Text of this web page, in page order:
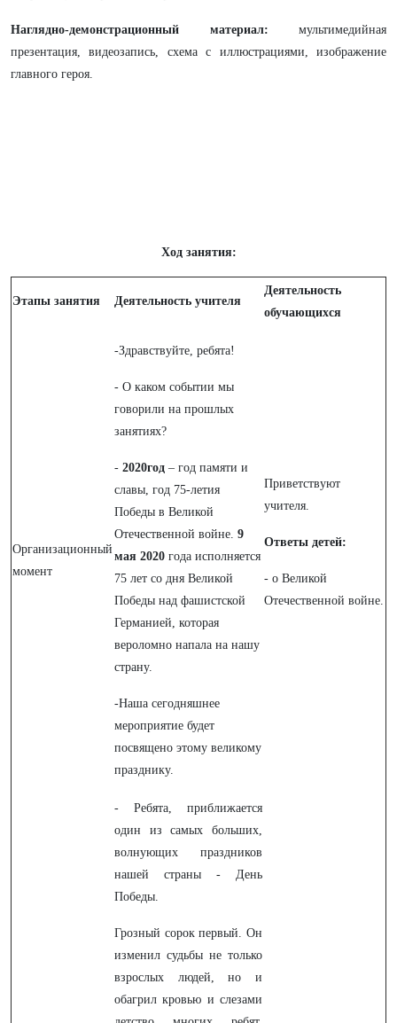
Наглядно-демонстрационный материал: мультимедийная
презентация, видеозапись, схема с иллюстрациями, изображение
главного героя.
Ход занятия:
Этапы занятия Деятельность учителя
Деятельность
обучающихся
Организационный
момент
-Здравствуйте, ребята!
- О каком событии мы
говорили на прошлых
занятиях?
- 2020год – год памяти и
славы, год 75-летия
Победы в Великой
Отечественной войне. 9
мая 2020 года исполняется
75 лет со дня Великой
Победы над фашистской
Германией, которая
вероломно напала на нашу
страну.
-Наша сегодняшнее
мероприятие будет
посвящено этому великому
празднику.
Приветствуют
учителя.
Ответы детей:
- о Великой
Отечественной войне.
- Ребята, приближается
один из самых больших,
волнующих праздников
нашей страны - День
Победы.
Грозный сорок первый. Он
изменил судьбы не только
взрослых людей, но и
обагрил кровью и слезами